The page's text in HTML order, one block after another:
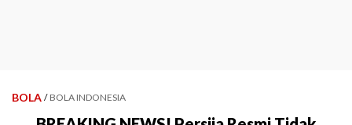
BOLA / BOLA INDONESIA